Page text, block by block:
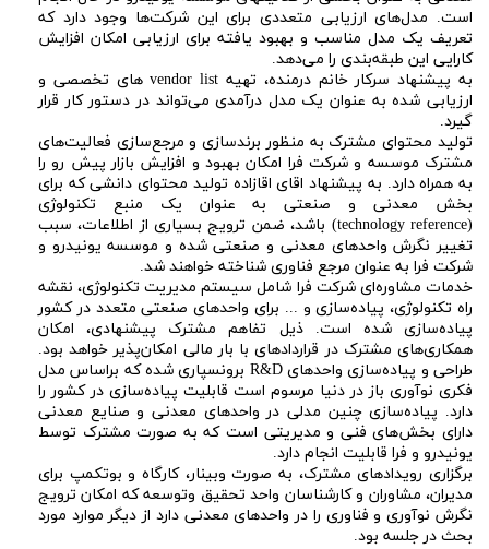
است. مدل‌های ارزیابی متعددی برای این شرکت‌ها وجود دارد که
تعریف یک مدل مناسب و بهبود یافته برای ارزیابی امکان افزایش
کارایی این طبقه‌بندی را می‌دهد.
به پیشنهاد سرکار خانم درمنده، تهیه vendor list های تخصصی و
ارزیابی شده به عنوان یک مدل درآمدی می‌تواند در دستور کار قرار
گیرد.
تولید محتوای مشترک به منظور برندسازی و مرجع‌سازی فعالیت‌های
مشترک موسسه و شرکت فرا امکان بهبود و افزایش بازار پیش رو را
به همراه دارد. به پیشنهاد اقای اقازاده تولید محتوای دانشی که برای
بخش معدنی و صنعتی به عنوان یک منبع تکنولوژی
(technology reference) باشد، ضمن ترویج بسیاری از اطلاعات، سبب
تغییر نگرش واحدهای معدنی و صنعتی شده و موسسه یونیدرو و
شرکت فرا به عنوان مرجع فناوری شناخته خواهند شد.
خدمات مشاوره‌ای شرکت فرا شامل سیستم مدیریت تکنولوژی، نقشه
راه تکنولوژی، پیاده‌سازی و ... برای واحدهای صنعتی متعدد در کشور
پیاده‌سازی شده است. ذیل تفاهم مشترک پیشنهادی، امکان
همکاری‌های مشترک در قراردادهای با بار مالی امکان‌پذیر خواهد بود.
طراحی و پیاده‌سازی واحدهای R&D برونسپاری شده که براساس مدل
فکری نوآوری باز در دنیا مرسوم است قابلیت پیاده‌سازی در کشور را
دارد. پیاده‌سازی چنین مدلی در واحدهای معدنی و صنایع معدنی
دارای بخش‌های فنی و مدیریتی است که به صورت مشترک توسط
یونیدرو و فرا قابلیت انجام دارد.
برگزاری رویدادهای مشترک، به صورت وبینار، کارگاه و بوتکمپ برای
مدیران، مشاوران و کارشناسان واحد تحقیق وتوسعه که امکان ترویج
نگرش نوآوری و فناوری را در واحدهای معدنی دارد از دیگر موارد مورد
بحث در جلسه بود.